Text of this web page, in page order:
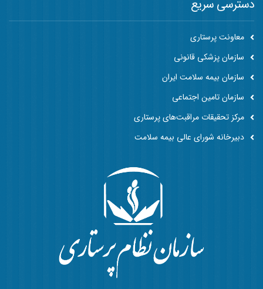
دسترسی سریع
معاونت پرستاری
سازمان پزشکی قانونی
سازمان بیمه سلامت ایران
سازمان تامین اجتماعی
مرکز تحقیقات مراقبت‌های پرستاری
دبیرخانه شورای عالی بیمه سلامت